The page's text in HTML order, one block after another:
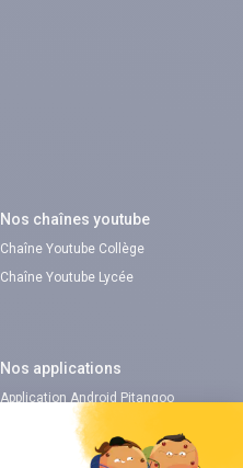
Nos chaînes youtube
Chaîne Youtube Collège
Chaîne Youtube Lycée
Nos applications
Application Android Pitangoo
Application iOS Pitangoo